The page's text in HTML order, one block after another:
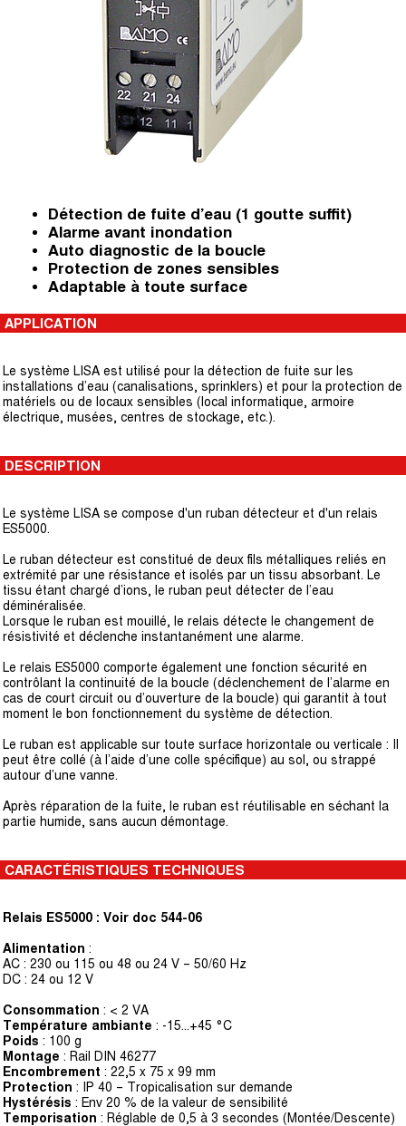
Détection de fuite d’eau (1 goutte suffit)
Alarme avant inondation
Auto diagnostic de la boucle
Protection de zones sensibles
Adaptable à toute surface
APPLICATION
Le système LISA est utilisé pour la détection de fuite sur les
installations d’eau (canalisations, sprinklers) et pour la protection de
matériels ou de locaux sensibles (local informatique, armoire
électrique, musées, centres de stockage, etc.).
DESCRIPTION
Le système LISA se compose d'un ruban détecteur et d'un relais
ES5000.
Le ruban détecteur est constitué de deux fils métalliques reliés en
extrémité par une résistance et isolés par un tissu absorbant. Le
tissu étant chargé d’ions, le ruban peut détecter de l’eau
déminéralisée.
Lorsque le ruban est mouillé, le relais détecte le changement de
résistivité et déclenche instantanément une alarme.
Le relais ES5000 comporte également une fonction sécurité en
contrôlant la continuité de la boucle (déclenchement de l’alarme en
cas de court circuit ou d’ouverture de la boucle) qui garantit à tout
moment le bon fonctionnement du système de détection.
Le ruban est applicable sur toute surface horizontale ou verticale : Il
peut être collé (à l’aide d’une colle spécifique) au sol, ou strappé
autour d’une vanne.
Après réparation de la fuite, le ruban est réutilisable en séchant la
partie humide, sans aucun démontage.
CARACTÉRISTIQUES TECHNIQUES
Relais ES5000 : Voir doc 544-06
Alimentation :
AC : 230 ou 115 ou 48 ou 24 V – 50/60 Hz
DC : 24 ou 12 V
Consommation : < 2 VA
Température ambiante : -15...+45 °C
Poids : 100 g
Montage : Rail DIN 46277
Encombrement : 22,5 x 75 x 99 mm
Protection : IP 40 – Tropicalisation sur demande
Hystérésis : Env 20 % de la valeur de sensibilité
Temporisation : Réglable de 0,5 à 3 secondes (Montée/Descente)